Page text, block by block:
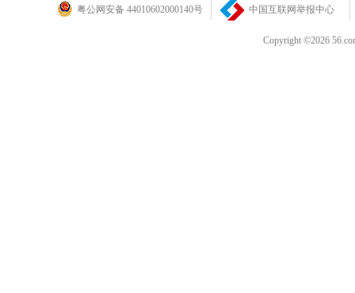
粤公网安备 44010602000140号 中国互联网举报中心
Copyright ©2026